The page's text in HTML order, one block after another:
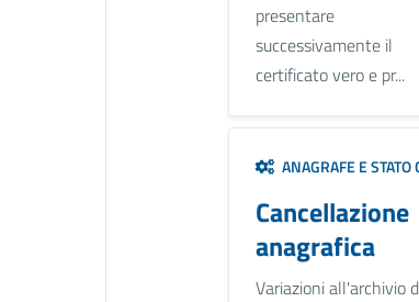
presentare
successivamente il
certificato vero e pr...
ANAGRAFE E STATO
Cancellazione
anagrafica
Variazioni all'archivio